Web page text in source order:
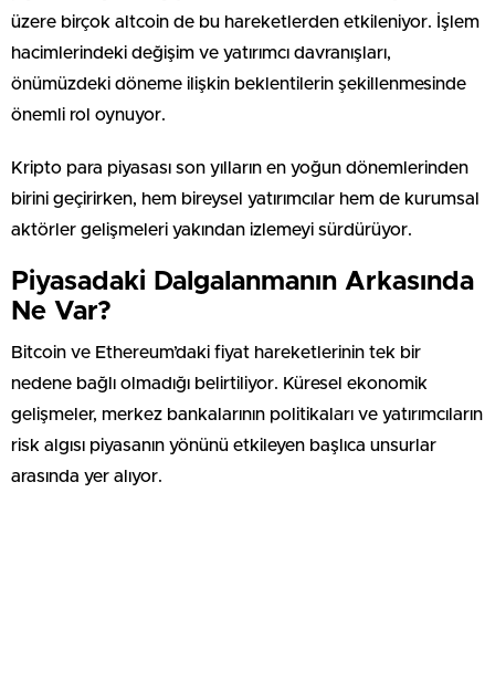
üzere birçok altcoin de bu hareketlerden etkileniyor. İşlem
hacimlerindeki değişim ve yatırımcı davranışları,
önümüzdeki döneme ilişkin beklentilerin şekillenmesinde
önemli rol oynuyor.
Kripto para piyasası son yılların en yoğun dönemlerinden
birini geçirirken, hem bireysel yatırımcılar hem de kurumsal
aktörler gelişmeleri yakından izlemeyi sürdürüyor.
Piyasadaki Dalgalanmanın Arkasında
Ne Var?
Bitcoin ve Ethereum’daki fiyat hareketlerinin tek bir
nedene bağlı olmadığı belirtiliyor. Küresel ekonomik
gelişmeler, merkez bankalarının politikaları ve yatırımcıların
risk algısı piyasanın yönünü etkileyen başlıca unsurlar
arasında yer alıyor.